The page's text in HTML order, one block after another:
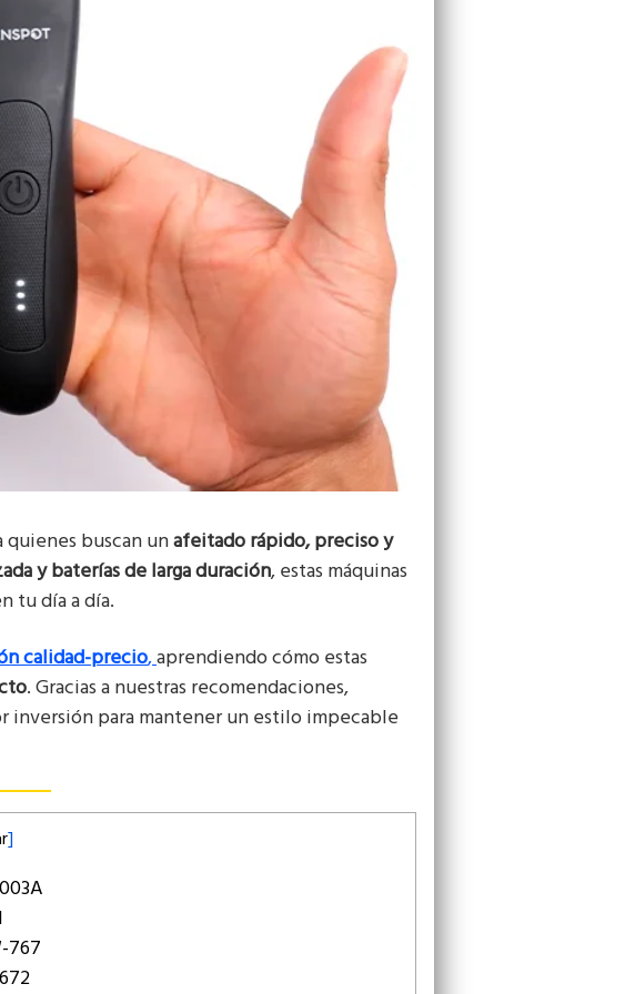
buscan unafeitado rápido, preciso y
y baterías de larga duración, estas máquinas
tu día a día.
calidad-precio,aprendiendo cómo estas
. Gracias a nuestras recomendaciones,
inversión para mantener un estilo impecable
]
767